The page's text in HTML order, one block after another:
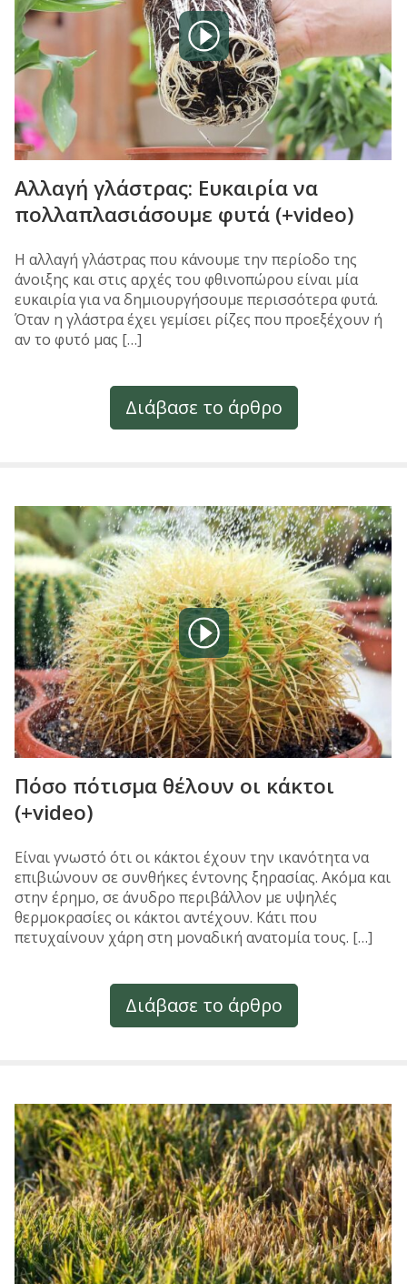
Αλλαγή γλάστρας: Ευκαιρία να
πολλαπλασιάσουμε φυτά (+video)
Η αλλαγή γλάστρας που κάνουμε την περίοδο της
άνοιξης και στις αρχές του φθινοπώρου είναι μία
ευκαιρία για να δημιουργήσουμε περισσότερα φυτά.
Όταν η γλάστρα έχει γεμίσει ρίζες που προεξέχουν ή
αν το φυτό μας […]
Διάβασε το άρθρο
Πόσο πότισμα θέλουν οι κάκτοι
(+video)
Είναι γνωστό ότι οι κάκτοι έχουν την ικανότητα να
επιβιώνουν σε συνθήκες έντονης ξηρασίας. Ακόμα και
στην έρημο, σε άνυδρο περιβάλλον με υψηλές
θερμοκρασίες οι κάκτοι αντέχουν. Κάτι που
πετυχαίνουν χάρη στη μοναδική ανατομία τους. […]
Διάβασε το άρθρο